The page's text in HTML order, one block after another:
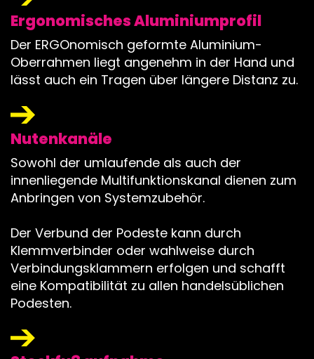
Ergonomisches Aluminiumprofil
Der ERGOnomisch geformte Aluminium-
Oberrahmen liegt angenehm in der Hand und
lässt auch ein Tragen über längere Distanz zu.
Nutenkanäle
Sowohl der umlaufende als auch der
innenliegende Multifunktionskanal dienen zum
Anbringen von Systemzubehör.
Der Verbund der Podeste kann durch
Klemmverbinder oder wahlweise durch
Verbindungsklammern erfolgen und schafft
eine Kompatibilität zu allen handelsüblichen
Podesten.